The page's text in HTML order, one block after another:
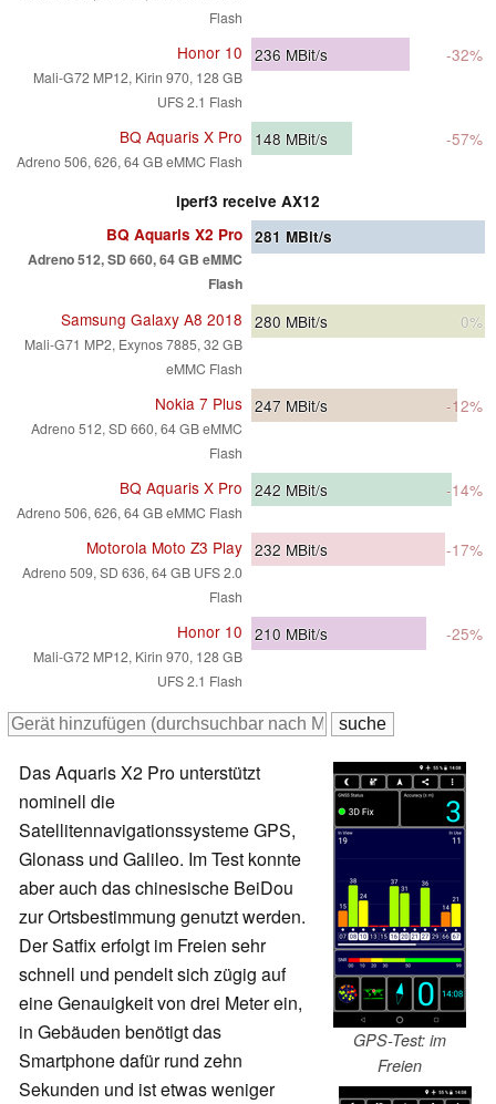
Flash
Honor 10
Mali-G72 MP12, Kirin 970, 128 GB
UFS 2.1 Flash
236 MBit/s -32%
BQ Aquaris X Pro
Adreno 506, 626, 64 GB eMMC Flash
148 MBit/s -57%
iperf3 receive AX12
BQ Aquaris X2 Pro
Adreno 512, SD 660, 64 GB eMMC
Flash
281 MBit/s
Samsung Galaxy A8 2018
Mali-G71 MP2, Exynos 7885, 32 GB
eMMC Flash
280 MBit/s 0%
Nokia 7 Plus
Adreno 512, SD 660, 64 GB eMMC
Flash
247 MBit/s -12%
BQ Aquaris X Pro
Adreno 506, 626, 64 GB eMMC Flash
242 MBit/s -14%
Motorola Moto Z3 Play
Adreno 509, SD 636, 64 GB UFS 2.0
Flash
232 MBit/s -17%
Honor 10
Mali-G72 MP12, Kirin 970, 128 GB
UFS 2.1 Flash
210 MBit/s -25%
GPS-Test: im
Freien
Das Aquaris X2 Pro unterstützt
nominell die
Satellitennavigationssysteme GPS,
Glonass und Galileo. Im Test konnte
aber auch das chinesische BeiDou
zur Ortsbestimmung genutzt werden.
Der Satfix erfolgt im Freien sehr
schnell und pendelt sich zügig auf
eine Genauigkeit von drei Meter ein,
in Gebäuden benötigt das
Smartphone dafür rund zehn
Sekunden und ist etwas weniger